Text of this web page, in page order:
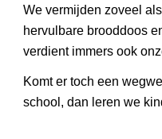
We vermijden zoveel
hervulbare brooddoos
verdient immers ook
Komt er toch een
school, dan leren we